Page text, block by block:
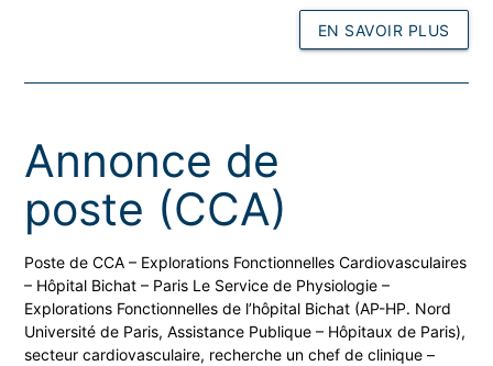
EN SAVOIR PLUS
Annonce de
poste (CCA)
Poste de CCA – Explorations Fonctionnelles Cardiovasculaires
– Hôpital Bichat – Paris Le Service de Physiologie –
Explorations Fonctionnelles de l’hôpital Bichat (AP-HP. Nord
Université de Paris, Assistance Publique – Hôpitaux de Paris),
secteur cardiovasculaire, recherche un chef de clinique –